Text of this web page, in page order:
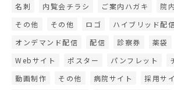
名刺 内覧会チラシ ご案内ハガキ
院
その他
その他 ロゴ
ハイブリッド配
オンデマンド配信
配信 診察券 薬袋
Webサイト
ポスター パンフレット
動画制作
その他 病院サイト
採用サ